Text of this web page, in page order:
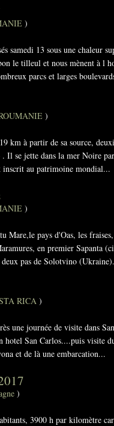
)
samedi 13 sous une chaleur
le tilleul et nous mènent à l
parcs et larges
)
km à partir de sa source,
. Il se jette dans la mer Noire
inscrit au patrimoine mondial...
)
Mare,le pays d'Oas, les
en premier Sapanta
pas de Solotvino
RICA )
une journée de visite dans
San Carlos....puis visite
et de là une embarcation...
)
3900 h par kilomètre